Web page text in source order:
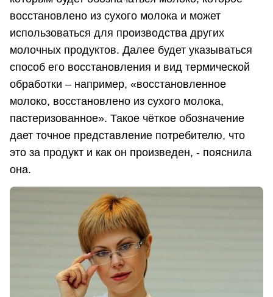
восстановлено из сухого молока и может
использоваться для производства других
молочных продуктов. Далее будет указываться
способ его восстановления и вид термической
обработки – например, «восстановленное
молоко, восстановлено из сухого молока,
пастеризованное». Такое чёткое обозначение
дает точное представление потребителю, что
это за продукт и как он произведен, - пояснила
она.